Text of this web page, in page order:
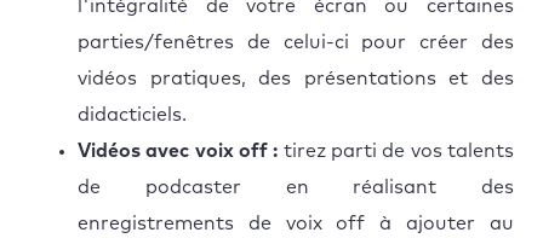
l'intégralité de votre écran ou certaines
parties/fenêtres de celui-ci pour créer des
vidéos pratiques, des présentations et des
didacticiels.
Vidéos avec voix off : tirez parti de vos talents
de podcaster en réalisant des
enregistrements de voix off à ajouter au